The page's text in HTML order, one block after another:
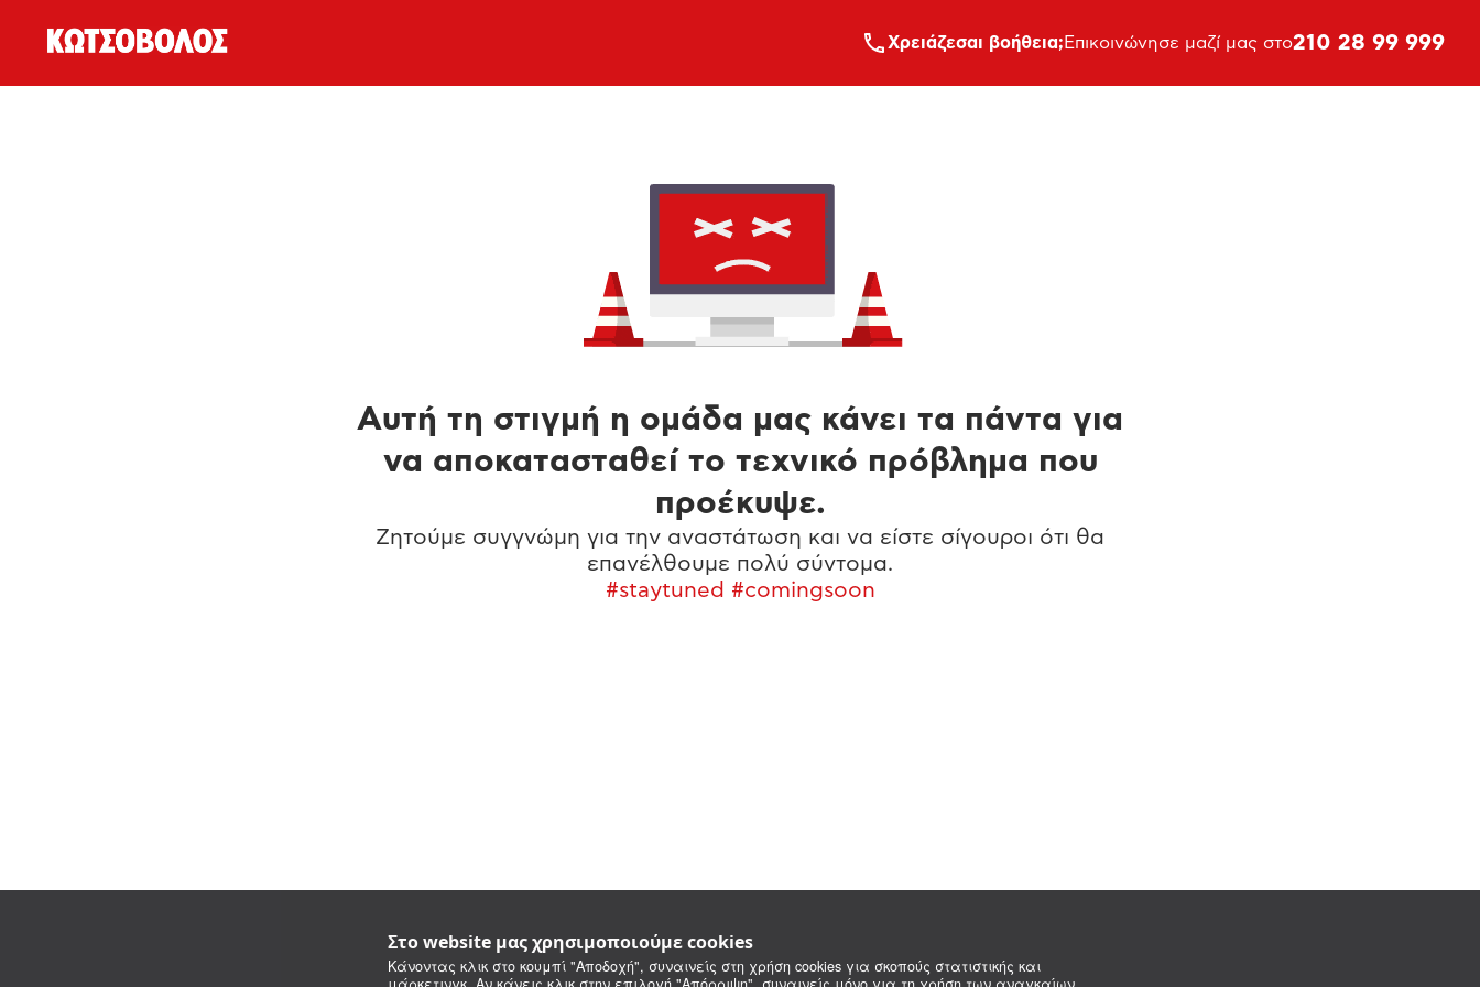
Στο website μας χρησιμοποιούμε cookies
Κάνοντας κλικ στο κουμπί "Αποδοχή", συναινείς στη χρήση cookies για σκοπούς στατιστικής και
Xρειάζεσαι βοήθεια; Επικοινώνησε μαζί μας στο210 28 99 999
Αυτή τη στιγμή η ομάδα μας κάνει τα πάντα για
να αποκατασταθεί το τεχνικό πρόβλημα που
προέκυψε.
Ζητούμε συγγνώμη για την αναστάτωση και να είστε σίγουροι ότι θα
επανέλθουμε πολύ σύντομα.
#staytuned #comingsoon